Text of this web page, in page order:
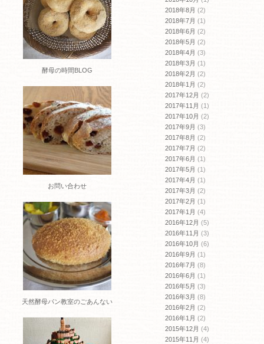
酵母の時間BLOG
お問い合わせ
天然酵母パン教室のごあんない
2018年8月 (2)
2018年7月 (1)
2018年6月 (2)
2018年5月 (2)
2018年4月 (3)
2018年3月 (1)
2018年2月 (2)
2018年1月 (2)
2017年12月 (2)
2017年11月 (1)
2017年10月 (2)
2017年9月 (3)
2017年8月 (2)
2017年7月 (2)
2017年6月 (1)
2017年5月 (1)
2017年4月 (1)
2017年3月 (2)
2017年2月 (1)
2017年1月 (4)
2016年12月 (5)
2016年11月 (3)
2016年10月 (6)
2016年9月 (1)
2016年7月 (8)
2016年6月 (1)
2016年5月 (3)
2016年3月 (8)
2016年2月 (2)
2016年1月 (2)
2015年12月 (4)
2015年11月 (4)